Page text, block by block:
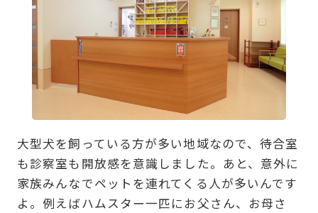
大型犬を飼っている方が多い地域なので、待合室
も診察室も開放感を意識しました。あと、意外に
家族みんなでペットを連れてくる人が多いんです
よ。例えばハムスター一匹にお父さん、お母さ